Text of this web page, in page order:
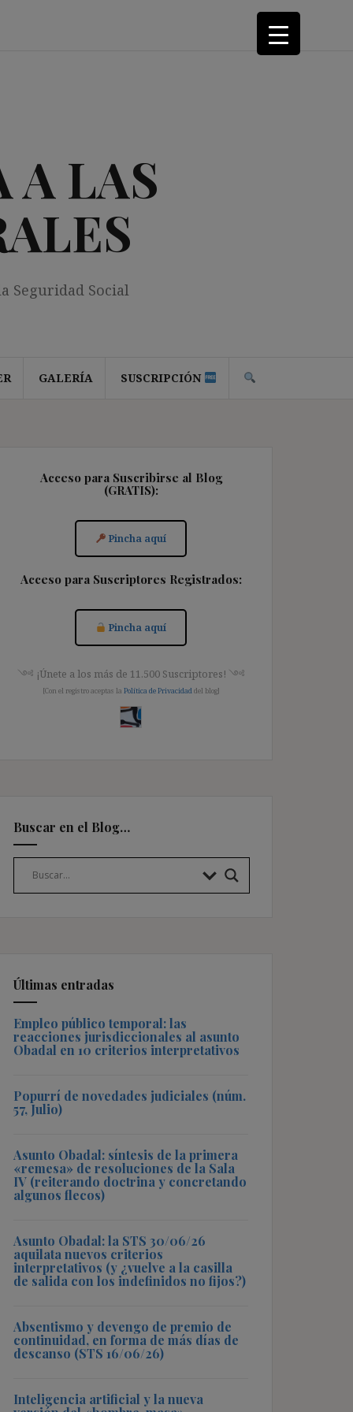
A LAS
Seguridad Social
GALERÍA SUSCRIPCIÓN
Acceso para Suscribirse al Blog
(GRATIS):
Pincha aquí
Acceso para Suscriptores Registrados:
Pincha aquí
༺ ¡Únete a los más de 11.500 Suscriptores! ༺
[Con el registro aceptas la Política de Privacidad del blog]
Buscar en el Blog…
Últimas entradas
Empleo público temporal: las
reacciones jurisdiccionales al asunto
Obadal en 10 criterios interpretativos
Popurrí de novedades judiciales (núm.
57, Julio)
Asunto Obadal: síntesis de la primera
«remesa» de resoluciones de la Sala
IV (reiterando doctrina y concretando
algunos flecos)
Asunto Obadal: la STS 30/06/26
aquilata nuevos criterios
interpretativos (y ¿vuelve a la casilla
de salida con los indefinidos no fijos?)
Absentismo y devengo de premio de
continuidad, en forma de más días de
descanso (STS 16/06/26)
Inteligencia artificial y la nueva